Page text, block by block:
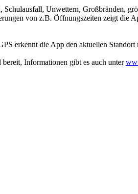
Unwettern, Großbränden,
von z.B. Öffnungszeiten zeigt die
erkennt die App den aktuellen
Informationen gibt es auch unter